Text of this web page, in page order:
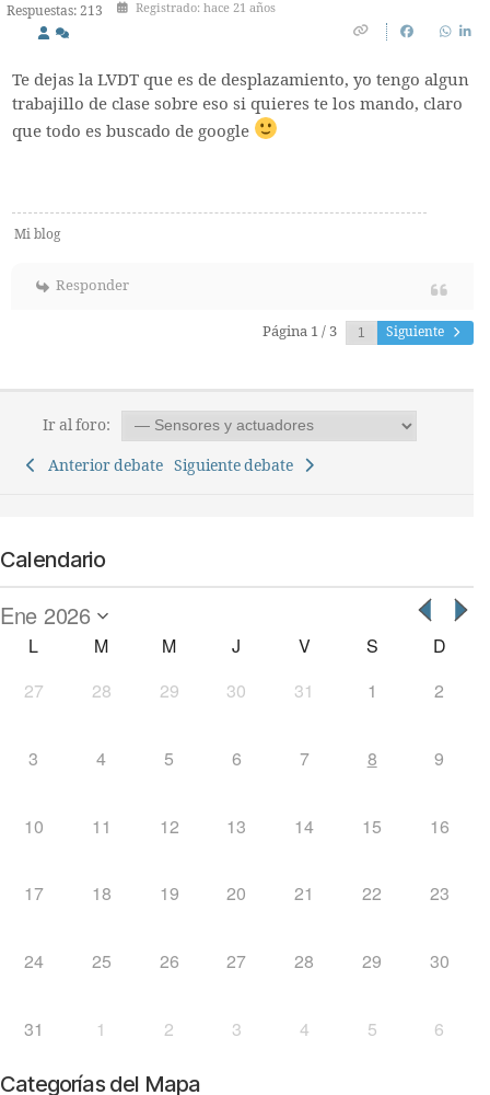
Respuestas: 213
Registrado: hace 21 años
Te dejas la LVDT que es de desplazamiento, yo tengo algun
trabajillo de clase sobre eso si quieres te los mando, claro
que todo es buscado de google
Mi blog
Responder
Página 1 / 3 Siguiente
Ir al foro:
Anterior debate Siguiente debate
Calendario
L M M J V S
D
27
28 29 30 31 1 2
3 4 5 6 7 8 9
10 11 12 13 14 15 16
17 18 19 20 21 22 23
24 25 26 27 28 29 30
31 1 2 3 4 5 6
Categorías del Mapa